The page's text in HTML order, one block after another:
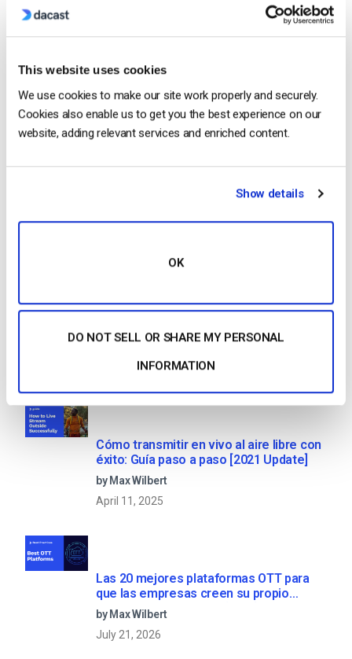
This website uses cookies
We use cookies to make our site work properly and securely.
Cookies also enable us to get you the best experience on our
website, adding relevant services and enriched content.
Show details
OK
DO NOT SELL OR SHARE MY PERSONAL
INFORMATION
Cómo transmitir en vivo al aire libre con
éxito: Guía paso a paso [2021 Update]
by Max Wilbert
April 11, 2025
Las 20 mejores plataformas OTT para
que las empresas creen su propio
servicio de streaming (2026)
by Max Wilbert
July 21, 2026